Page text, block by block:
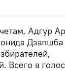
Адгур
Дзапшба
Всего в